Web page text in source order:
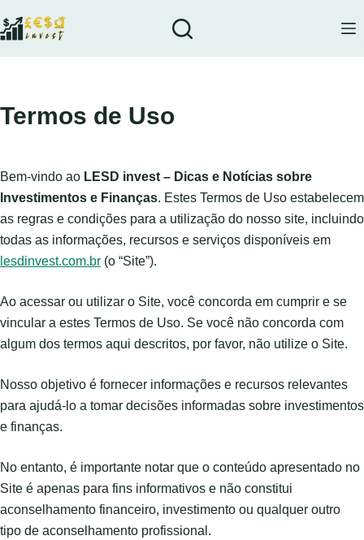
para
Termos de Uso
Bem-vindo ao LESD invest – Dicas e Notícias sobre
Investimentos e Finanças. Estes Termos de Uso estabelecem
as regras e condições para a utilização do nosso site, incluindo
todas as informações, recursos e serviços disponíveis em
lesdinvest.com.br (o “Site”).
Ao acessar ou utilizar o Site, você concorda em cumprir e se
vincular a estes Termos de Uso. Se você não concorda com
algum dos termos aqui descritos, por favor, não utilize o Site.
Nosso objetivo é fornecer informações e recursos relevantes
para ajudá-lo a tomar decisões informadas sobre investimentos
e finanças.
No entanto, é importante notar que o conteúdo apresentado no
Site é apenas para fins informativos e não constitui
aconselhamento financeiro, investimento ou qualquer outro
tipo de aconselhamento profissional.